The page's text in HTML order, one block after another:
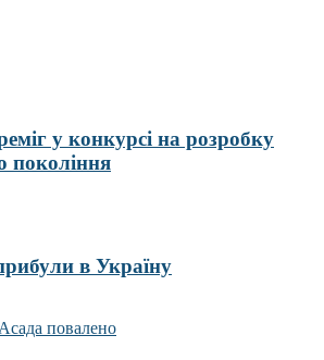
у конкурсі на розробку
покоління
в Україну